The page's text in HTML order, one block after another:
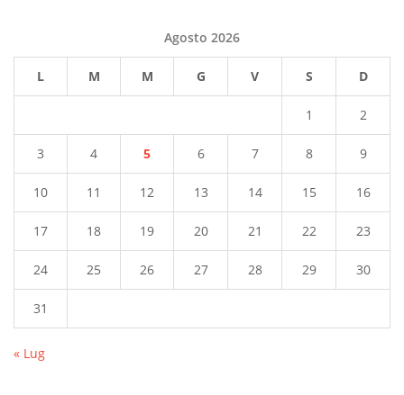
Agosto 2026
L M M G V S D
1 2
3 4 5 6 7 8 9
10 11 12 13 14 15 16
17 18 19 20 21 22 23
24 25 26 27 28 29 30
31
« Lug